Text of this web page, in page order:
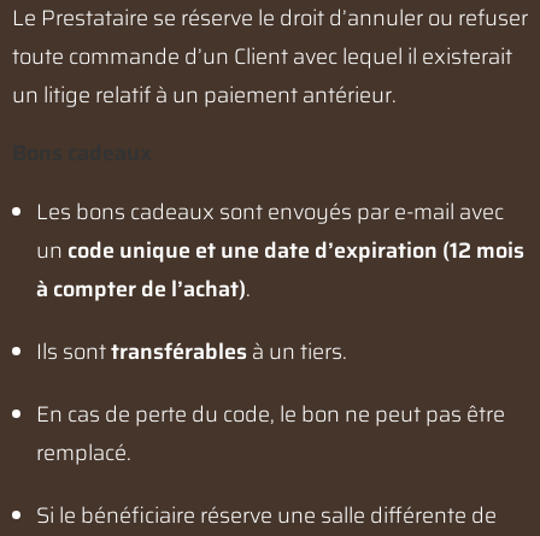
Le Prestataire se réserve le droit d’annuler ou refuser
toute commande d’un Client avec lequel il existerait
un litige relatif à un paiement antérieur.
Les bons cadeaux sont envoyés par e-mail avec
un code unique et une date d’expiration (12 mois
à compter de l’achat).
Ils sonttransférablesà un tiers.
En cas de perte du code, le bon ne peut pas être
remplacé.
Si le bénéficiaire réserve une salle différente de